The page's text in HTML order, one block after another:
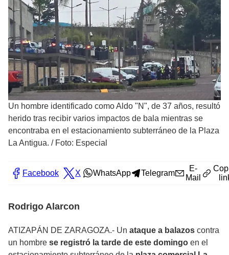
Un hombre identificado como Aldo "N", de 37 años, resultó
herido tras recibir varios impactos de bala mientras se
encontraba en el estacionamiento subterráneo de la Plaza
La Antigua. / Foto: Especial
Facebook X WhatsApp Telegram
E-
Mail
Rodrigo Alarcon
ATIZAPÁN DE ZARAGOZA.- Un ataque a balazos contra
un hombre se registró la tarde de este domingo en el